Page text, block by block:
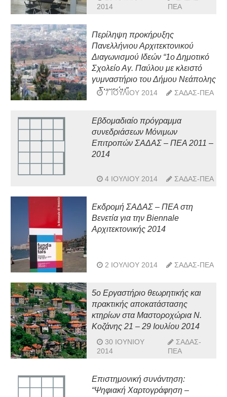
2014
ΠΕΑ
Περίληψη προκήρυξης
Πανελλήνιου Αρχιτεκτονικού
Διαγωνισμού Ιδεών “1ο Δημοτικό
Σχολείο Αγ. Παύλου με κλειστό
γυμναστήριο του Δήμου Νεάπολης
– Συκεών”
7 ΙΟΥΛΊΟΥ 2014 ΣΑΔΑΣ-ΠΕΑ
Εβδομαδιαίο πρόγραμμα
συνεδριάσεων Μόνιμων
Επιτροπών ΣΑΔΑΣ – ΠΕΑ 2011 –
2014
4 ΙΟΥΛΊΟΥ 2014 ΣΑΔΑΣ-ΠΕΑ
Εκδρομή ΣΑΔΑΣ – ΠΕΑ στη
Βενετία για την Biennale
Αρχιτεκτονικής 2014
2 ΙΟΥΛΊΟΥ 2014 ΣΑΔΑΣ-ΠΕΑ
5ο Εργαστήριο θεωρητικής και
πρακτικής αποκατάστασης
κτηρίων στα Μαστοροχώρια Ν.
Κοζάνης 21 – 29 Ιουλίου 2014
30 ΙΟΥΝΊΟΥ
2014
ΣΑΔΑΣ-
ΠΕΑ
Επιστημονική συνάντηση:
“Ψηφιακή Χαρτογράφηση –